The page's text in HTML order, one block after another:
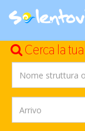
Cerca la